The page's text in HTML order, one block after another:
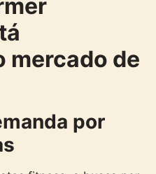
mercado de
por